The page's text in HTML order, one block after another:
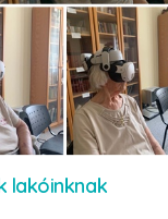
lakóinknak